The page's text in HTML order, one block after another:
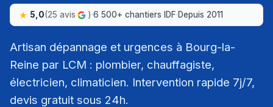
5,0(25 avis )·6 500+ chantiers IDF·Depuis 2011
Artisan dépannage et urgences à Bourg-la-
Reine par LCM : plombier, chauffagiste,
électricien, climaticien. Intervention rapide 7j/7,
devis gratuit sous 24h.